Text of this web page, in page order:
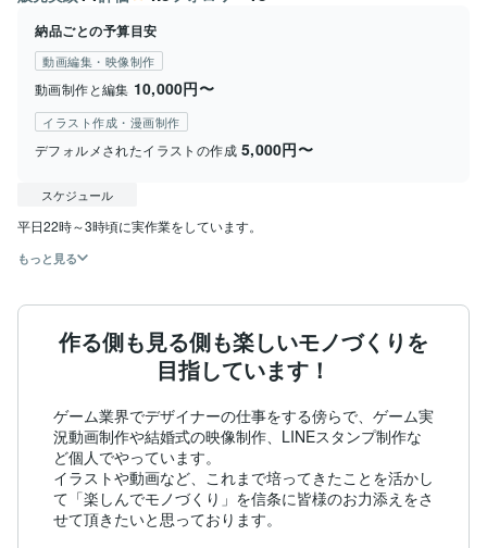
納品ごとの予算目安
動画編集・映像制作
動画制作と編集 10,000円〜
イラスト作成・漫画制作
デフォルメされたイラストの作成 5,000円〜
スケジュール
平日22時～3時頃に実作業をしています。
もっと見る
作る側も見る側も楽しいモノづくりを
目指しています！
ゲーム業界でデザイナーの仕事をする傍らで、ゲーム実
況動画制作や結婚式の映像制作、LINEスタンプ制作な
ど個人でやっています。
イラストや動画など、これまで培ってきたことを活かし
て「楽しんでモノづくり」を信条に皆様のお力添えをさ
せて頂きたいと思っております。